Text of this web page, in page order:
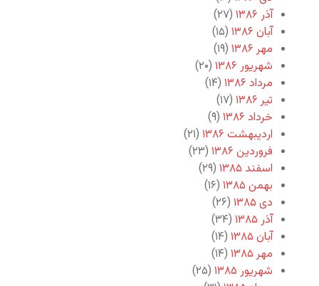
آذر ۱۳۸۶
(۲۷)
آبان ۱۳۸۶
(۱۵)
مهر ۱۳۸۶
(۱۹)
شهریور ۱۳۸۶
(۲۰)
مرداد ۱۳۸۶
(۱۴)
تیر ۱۳۸۶
(۱۷)
خرداد ۱۳۸۶
(۹)
اردیبهشت ۱۳۸۶
(۲۱)
فروردین ۱۳۸۶
(۲۳)
اسفند ۱۳۸۵
(۲۹)
بهمن ۱۳۸۵
(۱۶)
دی ۱۳۸۵
(۲۶)
آذر ۱۳۸۵
(۳۴)
آبان ۱۳۸۵
(۱۴)
مهر ۱۳۸۵
(۱۴)
شهریور ۱۳۸۵
(۲۵)